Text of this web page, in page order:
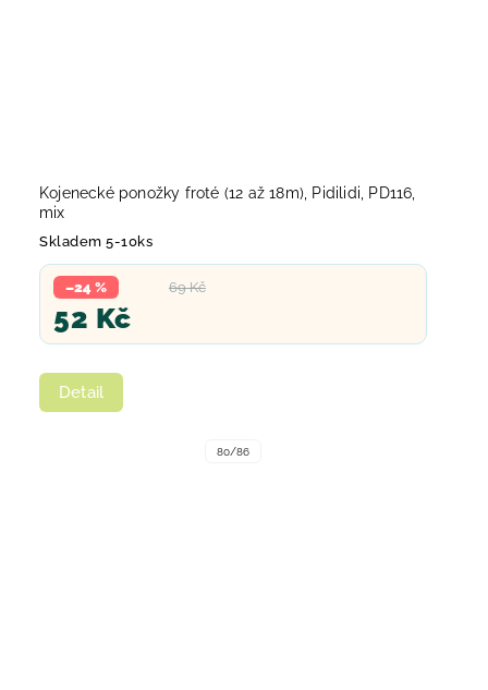
Kojenecké ponožky froté (12 až 18m), Pidilidi, PD116,
mix
Skladem 5-10ks
69 Kč
–24 %
52 Kč
Detail
80/86